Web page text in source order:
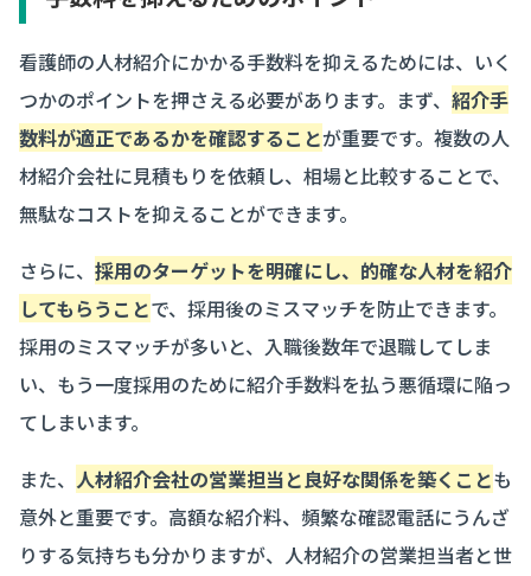
看護師の人材紹介にかかる手数料を抑えるためには、いく
つかのポイントを押さえる必要があります。まず、 紹介手
数料が適正であるかを確認することが重要です。複数の人
材紹介会社に見積もりを依頼し、相場と比較することで、
無駄なコストを抑えることができます。
さらに、 採用のターゲットを明確にし、的確な人材を紹介
してもらうことで、採用後のミスマッチを防止できます。
採用のミスマッチが多いと、入職後数年で退職してしま
い、もう一度採用のために紹介手数料を払う悪循環に陥っ
てしまいます。
また、 人材紹介会社の営業担当と良好な関係を築くことも
意外と重要です。高額な紹介料、頻繁な確認電話にうんざ
りする気持ちも分かりますが、人材紹介の営業担当者と世